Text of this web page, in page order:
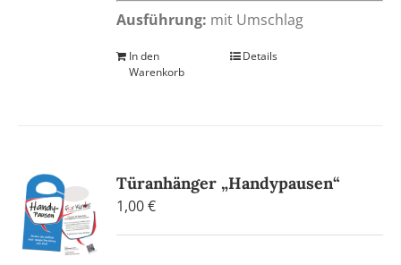
Ausführung: mit Umschlag
In den
Warenkorb
Details
Türanhänger „Handypausen“
1,00€